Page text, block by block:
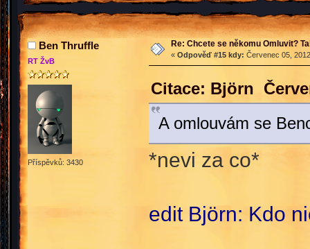
Ben Thruffle
RT ŽvB
Příspěvků: 3430
Re: Chcete se někomu Omluvit?
« Odpověď #15 kdy: Červenec 05,
Citace: Björn
A omlouvám se
*nevi za co*
edit Björn: Kdo